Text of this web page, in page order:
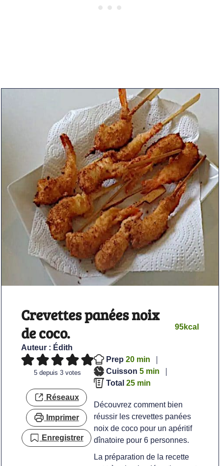
Crevettes panées noix
de coco.
Auteur : Édith
95kcal
5 depuis3 votes
Réseaux
Imprimer
Enregistrer
Prep 20minutes
min
Cuisson 5minutes
min
Total 25minutes
min
Découvrez comment bien
réussir les crevettes panées
noix de coco pour un apéritif
dînatoire pour 6 personnes.
La préparation de la recette